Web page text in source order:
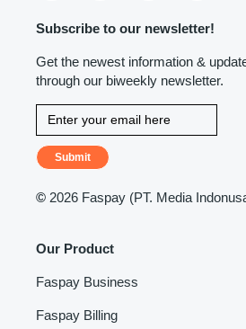
Subscribe to our newsletter!
Get the newest information &
through our biweekly newsletter.
Submit
© 2026 Faspay (PT. Media
Our Product
Faspay Business
Faspay Billing